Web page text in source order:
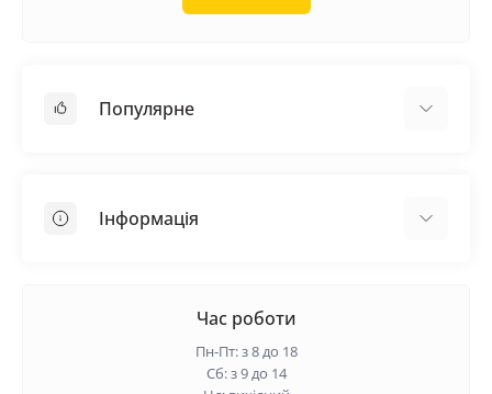
Популярне
Самовирівнююча суміш
Інформація
Гарантія та повернення
Час роботи
Пн-Пт: з 8 до 18
Сб: з 9 до 14